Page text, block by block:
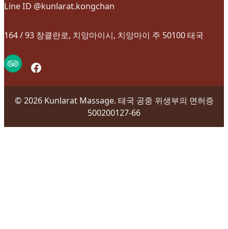
Line ID @kunlarat.kongchan
164 / 93 창클란로, 치앙마이시, 치앙마이 주 50100 태국
Facebook
© 2026 Kunlarat Massage. 태국 공중 위생부의 면허증
500200127-66